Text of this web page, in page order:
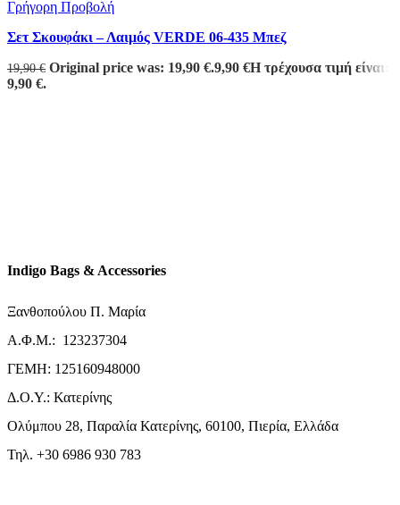
Γρήγορη Προβολή
Σετ Σκουφάκι – Λαιμός VERDE 06-435 Μπεζ
19,90€ Original price was: 19,90 €.9,90 €Η τρέχουσα τιμή είναι:
9,90 €.
Indigo Bags & Accessories
Ξανθοπούλου Π. Μαρία
Α.Φ.Μ.: 123237304
ΓΕΜΗ: 125160948000
Δ.Ο.Υ.: Κατερίνης
Ολύμπου 28, Παραλία Κατερίνης, 60100, Πιερία, Ελλάδα
Τηλ. +30 6986 930 783